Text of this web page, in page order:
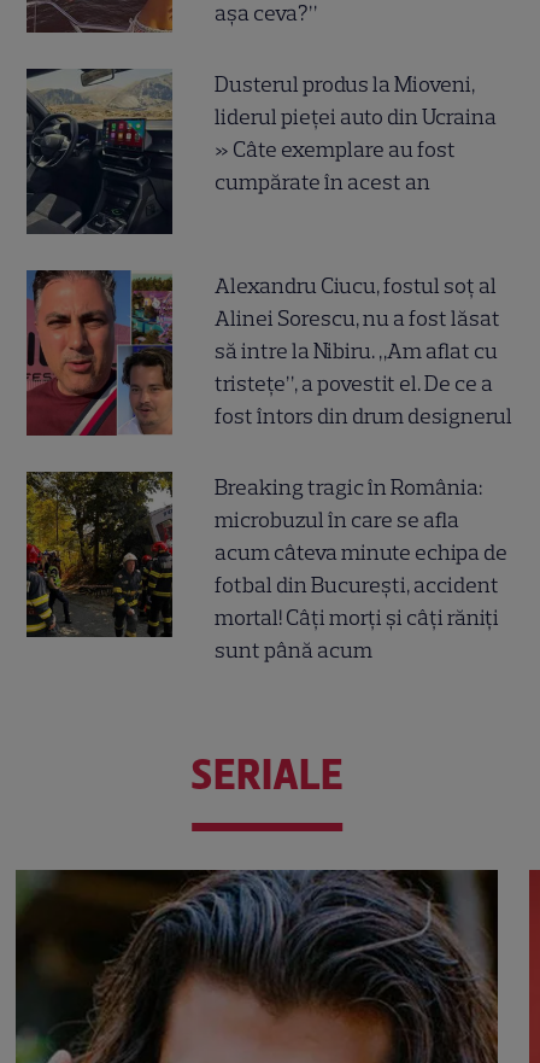
așa ceva?”
Dusterul produs la Mioveni,
liderul pieței auto din Ucraina
» Câte exemplare au fost
cumpărate în acest an
Alexandru Ciucu, fostul soț al
Alinei Sorescu, nu a fost lăsat
să intre la Nibiru. „Am aflat cu
tristețe”, a povestit el. De ce a
fost întors din drum designerul
Breaking tragic în România:
microbuzul în care se afla
acum câteva minute echipa de
fotbal din București, accident
mortal! Câți morți și câți răniți
sunt până acum
SERIALE